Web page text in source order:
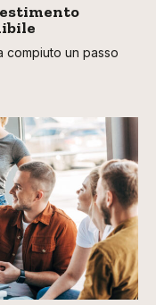
compiuto un passo